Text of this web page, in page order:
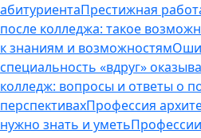
абитуриентаПрестижная
после колледжа: такое
к знаниям и возможностям
специальность «вдруг»
колледж: вопросы и ответы о
перспективахПрофессия
нужно знать и уметь